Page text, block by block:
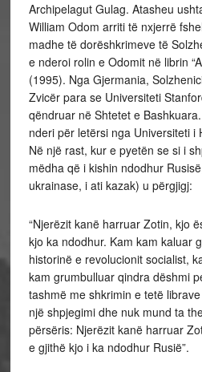
Archipelagut Gulag. Atasheu
William Odom arriti të nxjerrë
madhe të dorëshkrimeve të
e nderoi rolin e Odomit në librin
(1995). Nga Gjermania,
Zvicër para se Universiteti
qëndruar në Shtetet e
nderi për letërsi nga Universiteti i
Në një rast, kur e pyetën se si i
mëdha që i kishin ndodhur
ukrainase, i ati kazak) u përgjigj:
“Njerëzit kanë harruar Zotin, kjo
kjo ka ndodhur. Kam kam kaluar
historinë e revolucionit socialist,
kam grumbulluar qindra dëshmi
tashmë me shkrimin e tetë
një shpjegimi dhe nuk mund ta
përsëris: Njerëzit kanë harruar
e gjithë kjo i ka ndodhur Rusië”.